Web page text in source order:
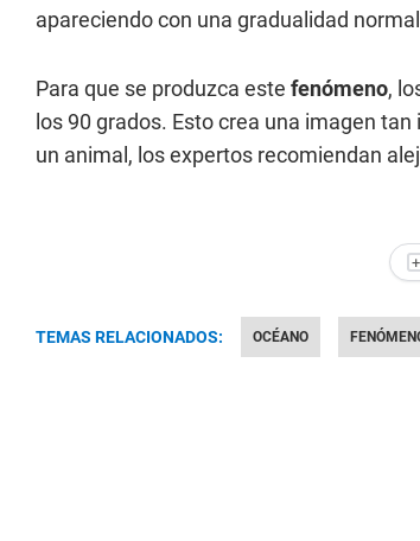
apareciendo con una gradualidad
Para que se produzca este fenómeno,
los 90 grados. Esto crea una imagen
un animal, los expertos recomiendan
+
TEMAS RELACIONADOS: OCÉANO